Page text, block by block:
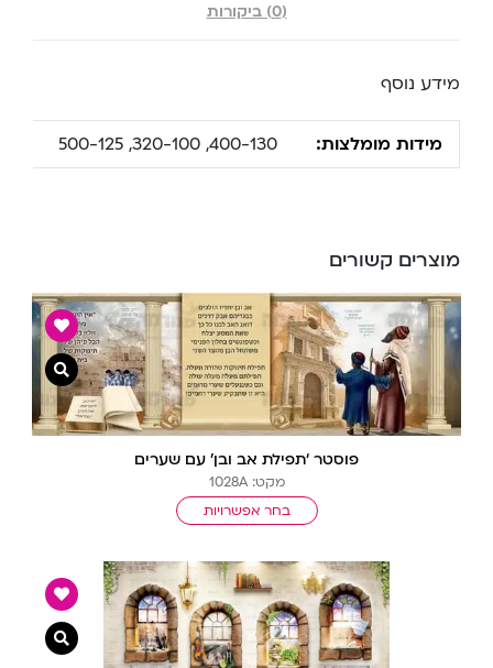
(0) ביקורות
מידע נוסף
מידות מומלצות: 400-130, 320-100, 500-125
מוצרים קשורים
פוסטר ‘תפילת אב ובן’ עם שערים
מקט: 1028A
בחר אפשרויות
צפייה
צפייה